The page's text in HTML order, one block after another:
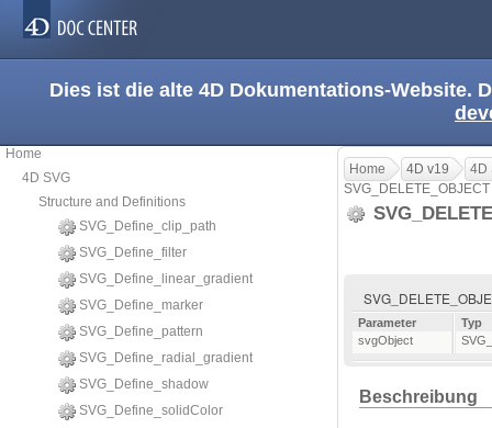
Dies ist die alte 4D Dokumentations-Website.
Home
4D SVG
Structure and Definitions
SVG_Define_clip_path
SVG_Define_filter
SVG_Define_linear_gradient
SVG_Define_marker
SVG_Define_pattern
SVG_Define_radial_gradient
SVG_Define_shadow
SVG_Define_solidColor
Home 4D v19
4D
SVG_DELETE_OBJECT
Parameter
Typ
svgObject
Beschreibung